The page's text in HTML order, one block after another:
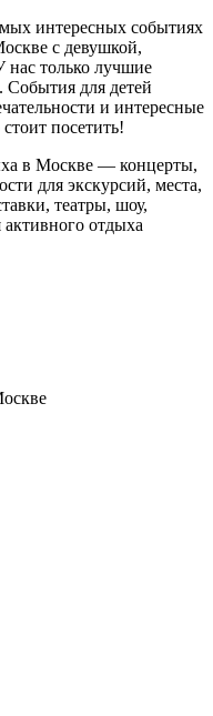
интересных событиях
с девушкой,
только лучшие
для детей
и интересные
посетить!
в Москве — концерты,
для экскурсий, места,
театры, шоу,
отдыха